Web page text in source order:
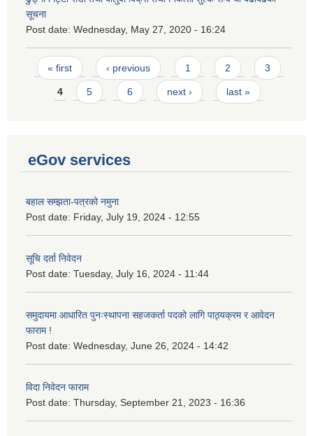
सूचना
Post date: Wednesday, May 27, 2020 - 16:24
Pages
« first ‹ previous 1 2 3
4 5 6 next › last »
eGov services
बहाल सम्झता-पत्रको नमुना
Post date: Friday, July 19, 2024 - 12:55
सूचि दर्ता निवेदन
Post date: Tuesday, July 16, 2024 - 11:44
समुदायमा आधारित पुनःस्थापना सहजकर्ता पदको लागि पाठ्यक्रम र आवेदन
फाराम !
Post date: Wednesday, June 26, 2024 - 14:42
विदा निवेदन फाराम
Post date: Thursday, September 21, 2023 - 16:36